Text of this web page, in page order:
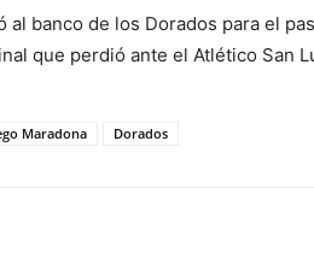
al banco de los Dorados para el
que perdió ante el Atlético San
Maradona Dorados